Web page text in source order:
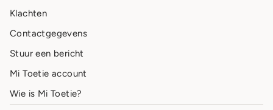
Klachten
Contactgegevens
Stuur een bericht
Mi Toetie account
Wie is Mi Toetie?